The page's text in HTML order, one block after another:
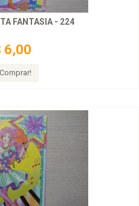
FANTASIA - 224
6,00
Comprar!